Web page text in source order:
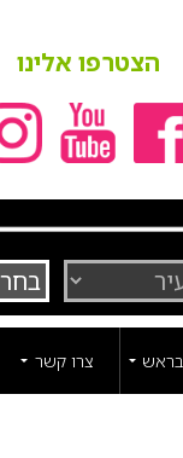
הצטרפו אלינו
צרו קשר